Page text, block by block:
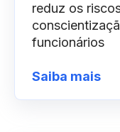
reduz os
funcionários
Saiba mais